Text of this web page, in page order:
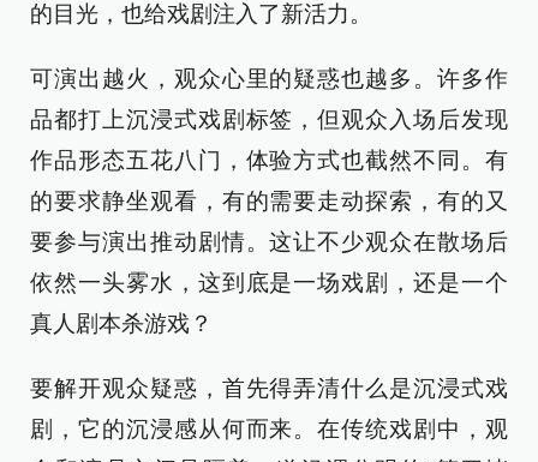
的目光，也给戏剧注入了新活力。
可演出越火，观众心里的疑惑也越多。许多作
品都打上沉浸式戏剧标签，但观众入场后发现
作品形态五花八门，体验方式也截然不同。有
的要求静坐观看，有的需要走动探索，有的又
要参与演出推动剧情。这让不少观众在散场后
依然一头雾水，这到底是一场戏剧，还是一个
真人剧本杀游戏？
要解开观众疑惑，首先得弄清什么是沉浸式戏
剧，它的沉浸感从何而来。在传统戏剧中，观